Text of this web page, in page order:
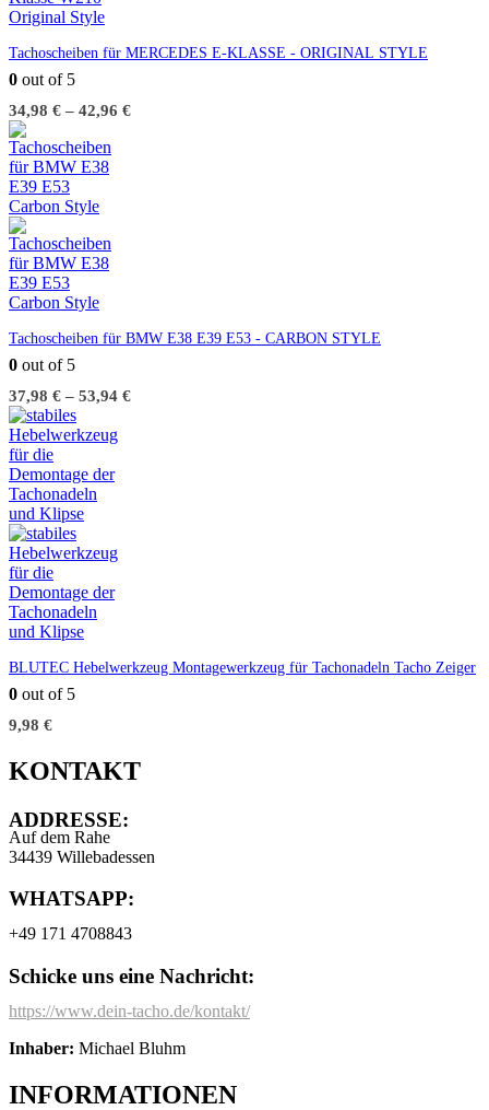
Tachoscheiben für MERCEDES E-KLASSE - ORIGINAL STYLE
0 out of 5
34,98 € – 42,96 €
Tachoscheiben für BMW E38 E39 E53 - CARBON STYLE
0 out of 5
37,98 € – 53,94 €
BLUTEC Hebelwerkzeug Montagewerkzeug für Tachonadeln Tacho Zeiger
0 out of 5
9,98 €
KONTAKT
ADDRESSE:
Auf dem Rahe
34439 Willebadessen
WHATSAPP:
+49 171 4708843
Schicke uns eine Nachricht:
https://www.dein-tacho.de/kontakt/
Inhaber: Michael Bluhm
INFORMATIONEN